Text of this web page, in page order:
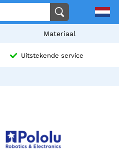
Materiaal
Uitstekende service